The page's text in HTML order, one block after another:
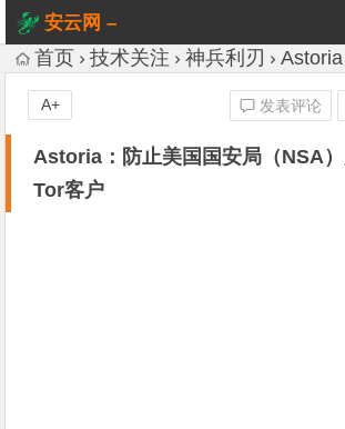
安云网 –
AnYun.ORG
首页 技术关注 神兵利刃 Astoria：防止美
Astoria：防止美国国安局（NSA
Tor客户
发表评论
A+